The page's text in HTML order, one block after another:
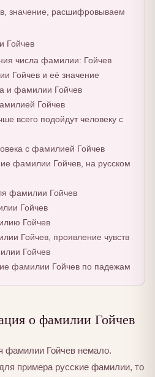
значение, расшифровываем
Гойчев
числа фамилии: Гойчев
Гойчев и её значение
и фамилии Гойчев
Гойчев
всего подойдут человеку с
с фамилией Гойчев
фамилии Гойчев, на русском
фамилии Гойчев
Гойчев
Гойчев
Гойчев, проявление чувств
Гойчев
фамилии Гойчев по падежам
о фамилии Гойчев
фамилии Гойчев немало.
примера русские фамилии, то